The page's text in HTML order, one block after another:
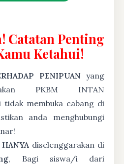
Catatan Penting
Ketahui!
PENIPUAN yang
PKBM INTAN
tidak membuka cabang di
anda menghubungi
HANYA diselenggarakan di
, Bagi siswa/i dari